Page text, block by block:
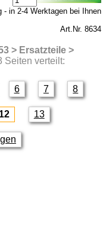
- in 2-4 Werktagen bei Ihnen
Art.Nr. 8634
> Ersatzteile >
Seiten verteilt:
6 7 8
12 13